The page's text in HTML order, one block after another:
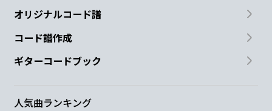
オリジナルコード譜
コード譜作成
ギターコードブック
人気曲ランキング